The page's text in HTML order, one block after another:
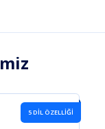
SINIRSIZ RENK